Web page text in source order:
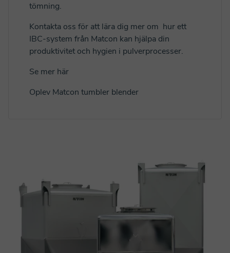
tömning.
Kontakta oss för att lära dig mer om hur ett
IBC-system från Matcon kan hjälpa din
produktivitet och hygien i pulverprocesser.
Se mer här
Oplev Matcon tumbler blender